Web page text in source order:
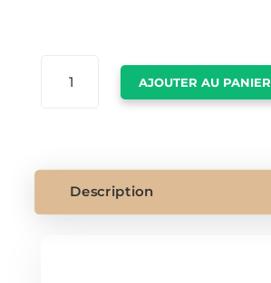
AJOUTER AU PANIER
Description